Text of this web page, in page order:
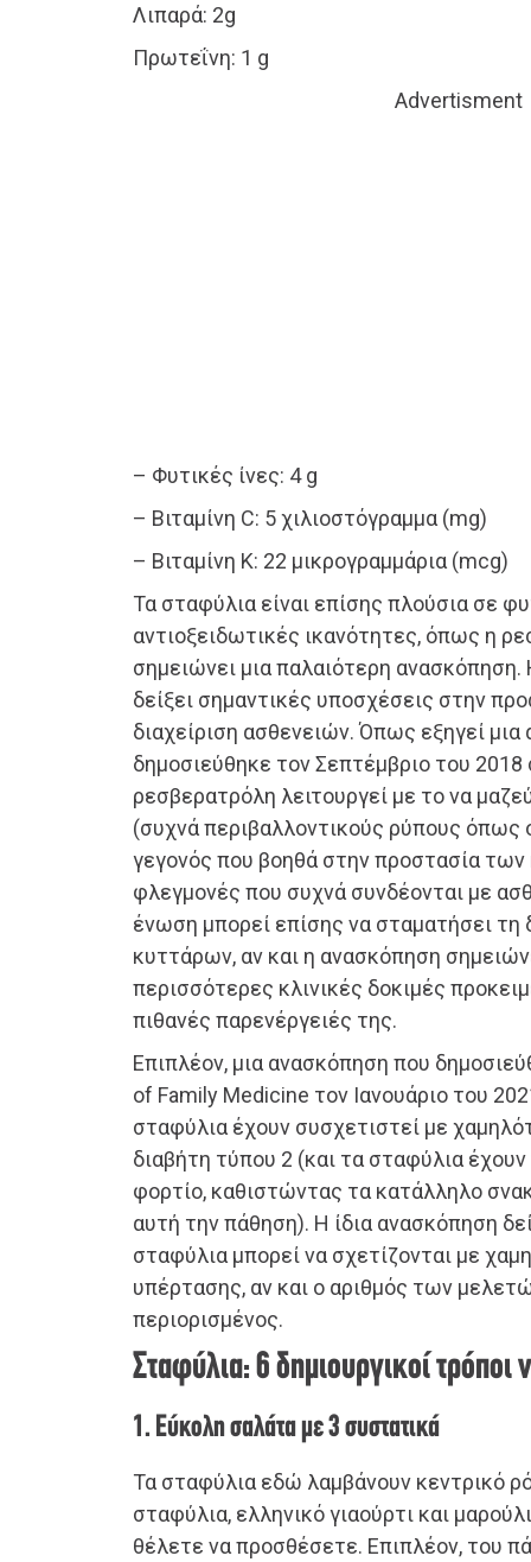
Λιπαρά: 2g
Πρωτεΐνη: 1 g
Advertisment
– Φυτικές ίνες: 4 g
– Βιταμίνη C: 5 χιλιοστόγραμμα (mg)
– Βιταμίνη Κ: 22 μικρογραμμάρια (mcg)
Τα σταφύλια είναι επίσης πλούσια σε
αντιοξειδωτικές ικανότητες, όπως η
σημειώνει μια παλαιότερη
δείξει σημαντικές υποσχέσεις στην
διαχείριση ασθενειών. Όπως εξηγεί
δημοσιεύθηκε τον Σεπτέμβριο του
ρεσβερατρόλη λειτουργεί με το να
(συχνά περιβαλλοντικούς ρύπους όπως
γεγονός που βοηθά στην προστασία
φλεγμονές που συχνά συνδέονται με
ένωση μπορεί επίσης να σταματήσει τη
κυττάρων, αν και η ανασκόπηση
περισσότερες κλινικές δοκιμές
πιθανές παρενέργειές της.
Επιπλέον, μια ανασκόπηση που
of Family Medicine τον Ιανουάριο του
σταφύλια έχουν συσχετιστεί με
διαβήτη τύπου 2 (και τα σταφύλια
φορτίο, καθιστώντας τα κατάλληλο
αυτή την πάθηση). Η ίδια ανασκόπηση
σταφύλια μπορεί να σχετίζονται με
υπέρτασης, αν και ο αριθμός των
περιορισμένος.
Σταφύλια: 6 δημιουργικοί
1. Εύκολη σαλάτα με 3 συστατικά
Τα σταφύλια εδώ λαμβάνουν κεντρικό
σταφύλια, ελληνικό γιαούρτι και
θέλετε να προσθέσετε. Επιπλέον, του